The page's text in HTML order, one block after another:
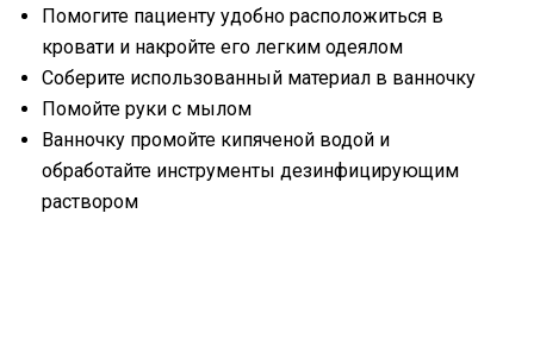
Помогите пациенту удобно расположиться в
кровати и накройте его легким одеялом
Соберите использованный материал в ванночку
Помойте руки с мылом
Ванночку промойте кипяченой водой и
обработайте инструменты дезинфицирующим
раствором